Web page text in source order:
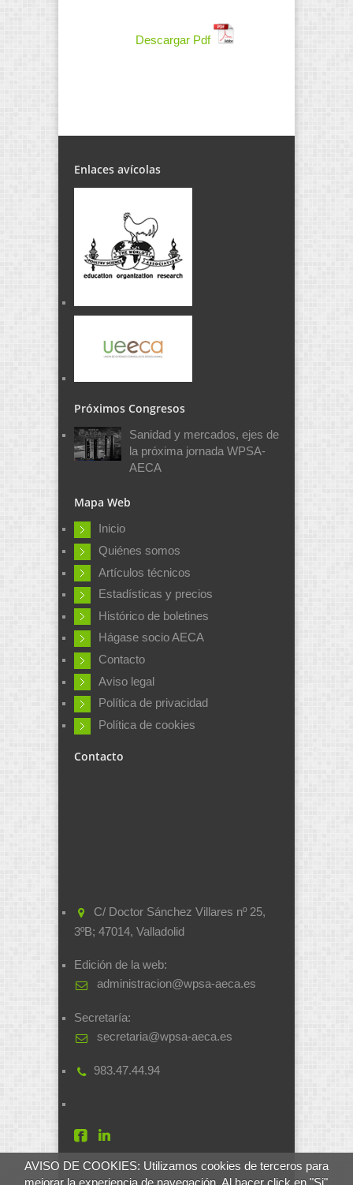
AVISO DE COOKIES: Utilizamos cookies de terceros para
Descargar Pdf
Enlaces avícolas
Próximos Congresos
Sanidad y mercados, ejes de
la próxima jornada WPSA-
AECA
Mapa Web
Inicio
Quiénes somos
Artículos técnicos
Estadísticas y precios
Histórico de boletines
Hágase socio AECA
Contacto
Aviso legal
Política de privacidad
Política de cookies
Contacto
C/ Doctor Sánchez Villares nº 25,
3ºB; 47014, Valladolid
Edición de la web:
administracion@wpsa-aeca.es
Secretaría:
secretaria@wpsa-aeca.es
983.47.44.94